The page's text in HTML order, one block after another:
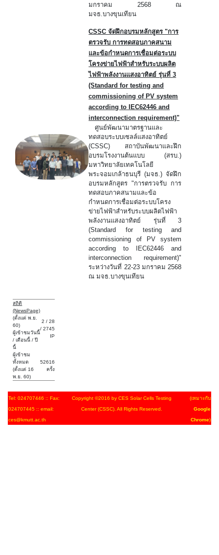
มกราคม 2568 ณ
มจธ.บางขุนเทียน
CSSC จัดฝึกอบรมหลักสูตร "การ
ตรวจรับ การทดสอบภาคสนาม
และข้อกำหนดการเชื่อมต่อระบบ
โครงข่ายไฟฟ้าสำหรับระบบผลิต
ไฟฟ้าพลังงานแสงอาทิตย์ รุ่นที่ 3
(Standard for testing and
commissioning of PV system
according to IEC62446 and
interconnection requirement)"
ศูนย์พัฒนามาตรฐานและ
ทดสอบระบบเซลล์แสงอาทิตย์
(CSSC) สถาบันพัฒนาและฝึก
อบรมโรงงานต้นแบบ (สรบ.)
มหาวิทยาลัยเทคโนโลยี
พระจอมเกล้าธนบุรี (มจธ.) จัดฝึก
อบรมหลักสูตร "การตรวจรับ การ
ทดสอบภาคสนามและข้อ
กำหนดการเชื่อมต่อระบบโครง
ข่ายไฟฟ้าสำหรับระบบผลิตไฟฟ้า
พลังงานแสงอาทิตย์ รุ่นที่ 3
(Standard for testing and
commissioning of PV system
according to IEC62446 and
interconnection requirement)"
ระหว่างวันที่ 22-23 มกราคม 2568
ณ มจธ.บางขุนเทียน
สถิติ
(NewsPage)
(ตั้งแต่ พ.ย.
60)
ผู้เข้าชมวันนี้
/ เดือนนี้ / ปี
นี้
2 / 28
/ 2745
IP
ผู้เข้าชม
ทั้งหมด
(ตั้งแต่ 16
พ.ย. 60)
52616
ครั้ง
Tel: 024707446 :: Fax:
024707445 :: email:
ces@kmutt.ac.th
Copyright ©2016 by CES Solar Cells Testing
Center (CSSC). All Rights Reserved.
(เหมาะกับ
Google
Chrome)